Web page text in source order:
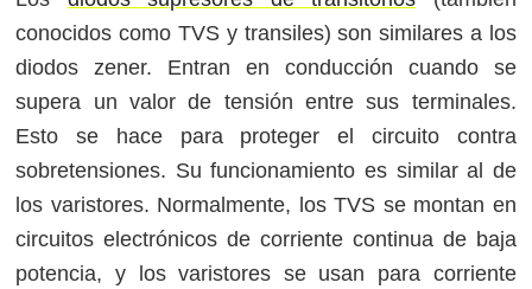
conocidos como TVS y transiles) son similares a los
diodos zener. Entran en conducción cuando se
supera un valor de tensión entre sus terminales.
Esto se hace para proteger el circuito contra
sobretensiones. Su funcionamiento es similar al de
los varistores. Normalmente, los TVS se montan en
circuitos electrónicos de corriente continua de baja
potencia, y los varistores se usan para corriente